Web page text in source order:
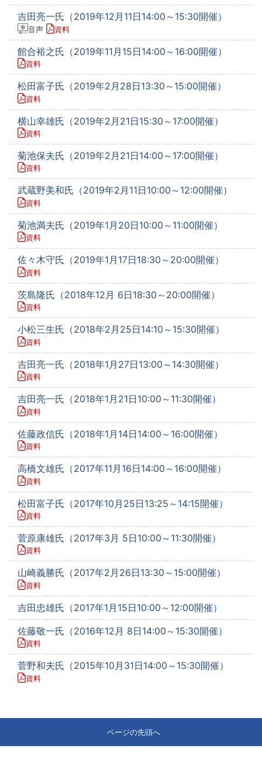
吉田亮一氏（2019年12月11日14:00～15:30開催）
音声 資料
館合裕之氏（2019年11月15日14:00～16:00開催）
資料
松田富子氏（2019年2月28日13:30～15:00開催）
資料
横山幸雄氏（2019年2月21日15:30～17:00開催）
資料
菊池保夫氏（2019年2月21日14:00～17:00開催）
資料
武蔵野美和氏（2019年2月11日10:00～12:00開催）
資料
菊池満夫氏（2019年1月20日10:00～11:00開催）
資料
佐々木守氏（2019年1月17日18:30～20:00開催）
資料
茨島隆氏（2018年12月 6日18:30～20:00開催）
資料
小松三生氏（2018年2月25日14:10～15:30開催）
資料
吉田亮一氏（2018年1月27日13:00～14:30開催）
資料
吉田亮一氏（2018年1月21日10:00～11:30開催）
資料
佐藤政信氏（2018年1月14日14:00～16:00開催）
資料
高橋文雄氏（2017年11月16日14:00～16:00開催）
資料
松田富子氏（2017年10月25日13:25～14:15開催）
資料
菅原康雄氏（2017年3月 5日10:00～11:30開催）
資料
山崎義勝氏（2017年2月26日13:30～15:00開催）
資料
吉田忠雄氏（2017年1月15日10:00～12:00開催）
佐藤敬一氏（2016年12月 8日14:00～15:30開催）
資料
菅野和夫氏（2015年10月31日14:00～15:30開催）
資料
ページの先頭へ